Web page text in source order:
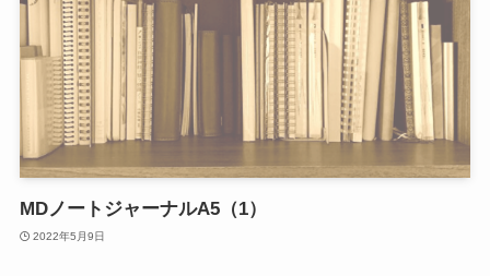
MDノートジャーナルA5（1）
2022年5月9日